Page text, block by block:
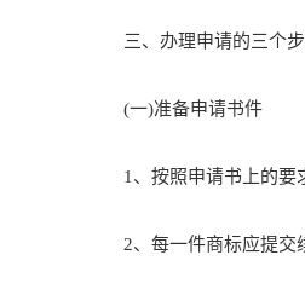
三、办理申请的三个步
(一)准备申请书件
1、按照申请书上的要求
2、每一件商标应提交续